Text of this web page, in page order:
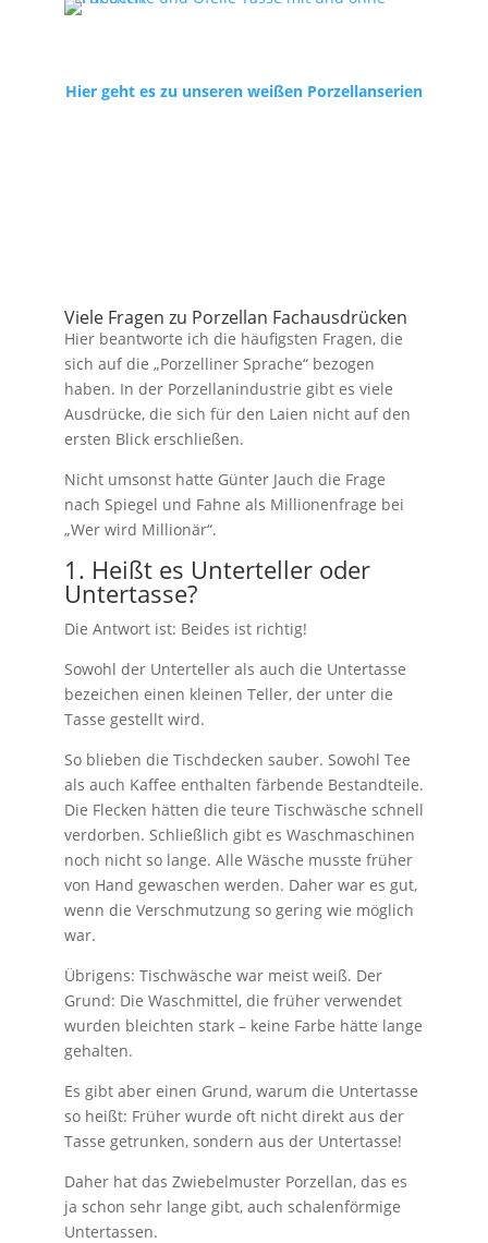
Hier geht es zu unseren weißen Porzellanserien
Viele Fragen zu Porzellan Fachausdrücken
Hier beantworte ich die häufigsten Fragen, die
sich auf die „Porzelliner Sprache“ bezogen
haben. In der Porzellanindustrie gibt es viele
Ausdrücke, die sich für den Laien nicht auf den
ersten Blick erschließen.
Nicht umsonst hatte Günter Jauch die Frage
nach Spiegel und Fahne als Millionenfrage bei
„Wer wird Millionär“.
1. Heißt es Unterteller oder
Untertasse?
Die Antwort ist: Beides ist richtig!
Sowohl der Unterteller als auch die Untertasse
bezeichen einen kleinen Teller, der unter die
Tasse gestellt wird.
So blieben die Tischdecken sauber. Sowohl Tee
als auch Kaffee enthalten färbende Bestandteile.
Die Flecken hätten die teure Tischwäsche schnell
verdorben. Schließlich gibt es Waschmaschinen
noch nicht so lange. Alle Wäsche musste früher
von Hand gewaschen werden. Daher war es gut,
wenn die Verschmutzung so gering wie möglich
war.
Übrigens: Tischwäsche war meist weiß. Der
Grund: Die Waschmittel, die früher verwendet
wurden bleichten stark – keine Farbe hätte lange
gehalten.
Es gibt aber einen Grund, warum die Untertasse
so heißt: Früher wurde oft nicht direkt aus der
Tasse getrunken, sondern aus der Untertasse!
Daher hat das Zwiebelmuster Porzellan, das es
ja schon sehr lange gibt, auch schalenförmige
Untertassen.